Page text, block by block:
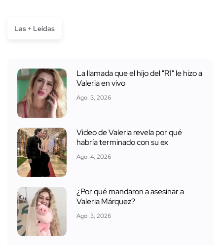
Las + Leídas
La llamada que el hijo del "R1" le hizo a
Valeria en vivo
Ago. 3, 2026
Video de Valeria revela por qué
habría terminado con su ex
Ago. 4, 2026
¿Por qué mandaron a asesinar a
Valeria Márquez?
Ago. 3, 2026